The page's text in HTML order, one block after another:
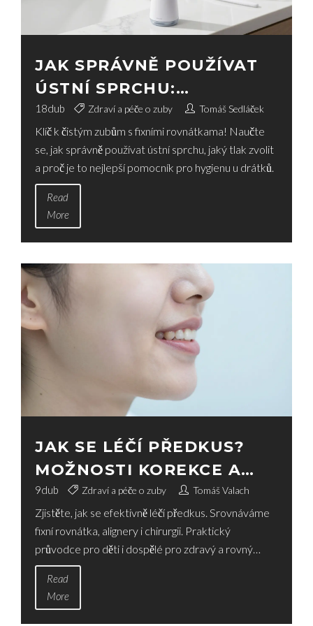
JAK SPRÁVNĚ POUŽÍVAT
ÚSTNÍ SPRCHU:
KOMPLETNÍ NÁVOD PRO
NOSITELE FIXNÍCH
ROVNATEK
18dub Zdraví a péče o zuby Tomáš Sedláček
Klíč k čistým zubům s fixními rovnátkama! Naučte
se, jak správně používat ústní sprchu, jaký tlak zvolit
a proč je to nejlepší pomocník pro hygienu u drátků.
Read
More
JAK SE LÉČÍ PŘEDKUS?
MOŽNOSTI KOREKCE A
VÝBĚR NEJLEPŠÍ METODY
9dub Zdraví a péče o zuby Tomáš Valach
Zjistěte, jak se efektivně léčí předkus. Srovnáváme
fixní rovnátka, alignery i chirurgii. Praktický
průvodce pro děti i dospělé pro zdravý a rovný
úsměv.
Read
More